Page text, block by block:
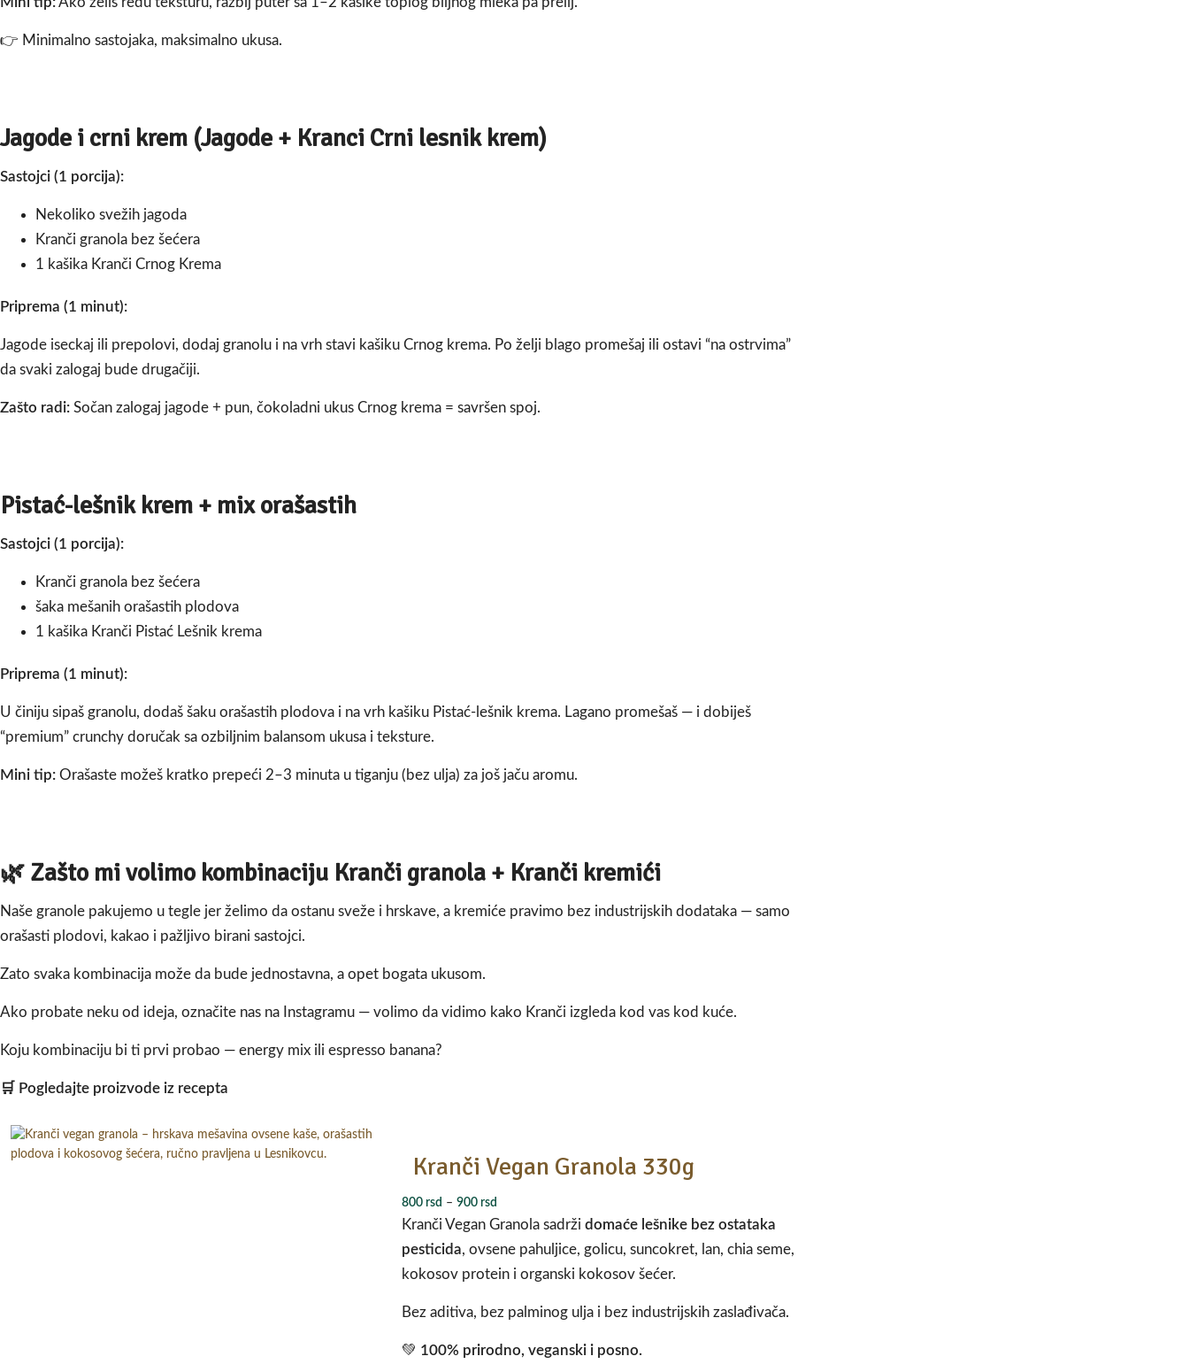
👉 Minimalno sastojaka, maksimalno ukusa.
Jagode i crni krem (Jagode + Kranci Crni lesnik krem)
Sastojci (1 porcija):
Nekoliko svežih jagoda
Kranči granola bez šećera
1 kašika Kranči Crnog Krema
Priprema (1 minut):
Jagode iseckaj ili prepolovi, dodaj granolu i na vrh stavi kašiku Crnog krema. Po želji blago promešaj ili ostavi “na ostrvima”
da svaki zalogaj bude drugačiji.
Zašto radi: Sočan zalogaj jagode + pun, čokoladni ukus Crnog krema = savršen spoj.
Pistać-lešnik krem + mix orašastih
Sastojci (1 porcija):
Kranči granola bez šećera
šaka mešanih orašastih plodova
1 kašika Kranči Pistać Lešnik krema
Priprema (1 minut):
U činiju sipaš granolu, dodaš šaku orašastih plodova i na vrh kašiku Pistać-lešnik krema. Lagano promešaš — i dobiješ
“premium” crunchy doručak sa ozbiljnim balansom ukusa i teksture.
Mini tip: Orašaste možeš kratko prepeći 2–3 minuta u tiganju (bez ulja) za još jaču aromu.
🌿 Zašto mi volimo kombinaciju Kranči granola + Kranči kremići
Naše granole pakujemo u tegle jer želimo da ostanu sveže i hrskave, a kremiće pravimo bez industrijskih dodataka — samo
orašasti plodovi, kakao i pažljivo birani sastojci.
Zato svaka kombinacija može da bude jednostavna, a opet bogata ukusom.
Ako probate neku od ideja, označite nas na Instagramu — volimo da vidimo kako Kranči izgleda kod vas kod kuće.
Koju kombinaciju bi ti prvi probao — energy mix ili espresso banana?
🛒 Pogledajte proizvode iz recepta
Kranči Vegan Granola 330g
800 rsd – 900 rsd
Kranči Vegan Granola sadržidomaće lešnike bez ostataka
pesticida, ovsene pahuljice, golicu, suncokret, lan, chia seme,
kokosov protein i organski kokosov šećer.
Bez aditiva, bez palminog ulja i bez industrijskih zaslađivača.
💚 100% prirodno, veganski i posno.